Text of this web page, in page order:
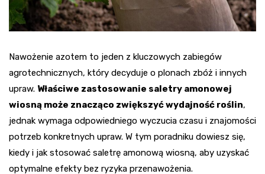
Nawożenie azotem to jeden z kluczowych zabiegów
agrotechnicznych, który decyduje o plonach zbóż i innych
upraw. Właściwe zastosowanie saletry amonowej
wiosną może znacząco zwiększyć wydajność roślin,
jednak wymaga odpowiedniego wyczucia czasu i znajomości
potrzeb konkretnych upraw. W tym poradniku dowiesz się,
kiedy i jak stosować saletrę amonową wiosną, aby uzyskać
optymalne efekty bez ryzyka przenawożenia.